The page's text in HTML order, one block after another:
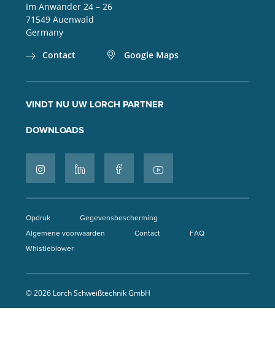
Im Anwänder 24 – 26
71549 Auenwald
Germany
Contact
Google Maps
VINDT NU UW LORCH PARTNER
DOWNLOADS
Opdruk
Gegevensbescherming
Algemene voorwaarden
Contact
FAQ
Whistleblower
© 2026 Lorch Schweißtechnik GmbH